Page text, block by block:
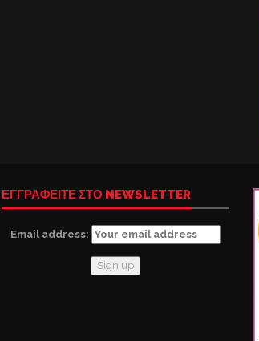
ΕΓΓΡΑΦΕΙΤΕ ΣΤΟ NEWSLETTER
Email address: